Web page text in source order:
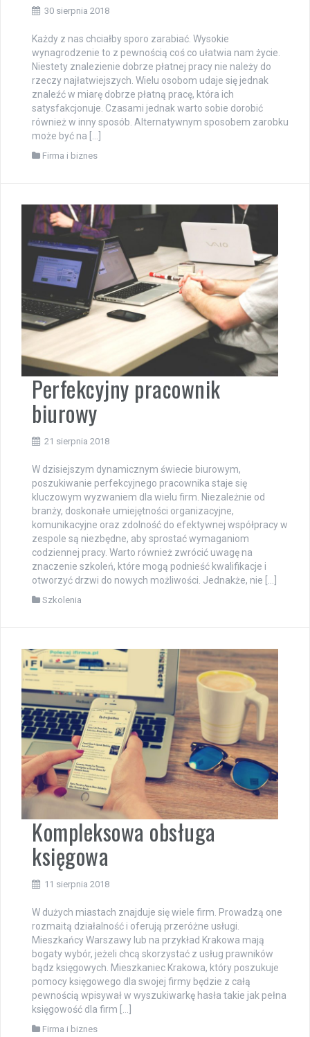
30 sierpnia 2018
Każdy z nas chciałby sporo zarabiać. Wysokie
wynagrodzenie to z pewnością coś co ułatwia nam życie.
Niestety znalezienie dobrze płatnej pracy nie należy do
rzeczy najłatwiejszych. Wielu osobom udaje się jednak
znaleźć w miarę dobrze płatną pracę, która ich
satysfakcjonuje. Czasami jednak warto sobie dorobić
również w inny sposób. Alternatywnym sposobem zarobku
może być na […]
Firma i biznes
Perfekcyjny pracownik
biurowy
21 sierpnia 2018
W dzisiejszym dynamicznym świecie biurowym,
poszukiwanie perfekcyjnego pracownika staje się
kluczowym wyzwaniem dla wielu firm. Niezależnie od
branży, doskonałe umiejętności organizacyjne,
komunikacyjne oraz zdolność do efektywnej współpracy w
zespole są niezbędne, aby sprostać wymaganiom
codziennej pracy. Warto również zwrócić uwagę na
znaczenie szkoleń, które mogą podnieść kwalifikacje i
otworzyć drzwi do nowych możliwości. Jednakże, nie […]
Szkolenia
Kompleksowa obsługa
księgowa
11 sierpnia 2018
W dużych miastach znajduje się wiele firm. Prowadzą one
rozmaitą działalność i oferują przeróżne usługi.
Mieszkańcy Warszawy lub na przykład Krakowa mają
bogaty wybór, jeżeli chcą skorzystać z usług prawników
bądz księgowych. Mieszkaniec Krakowa, który poszukuje
pomocy księgowego dla swojej firmy będzie z całą
pewnością wpisywał w wyszukiwarkę hasła takie jak pełna
księgowość dla firm […]
Firma i biznes